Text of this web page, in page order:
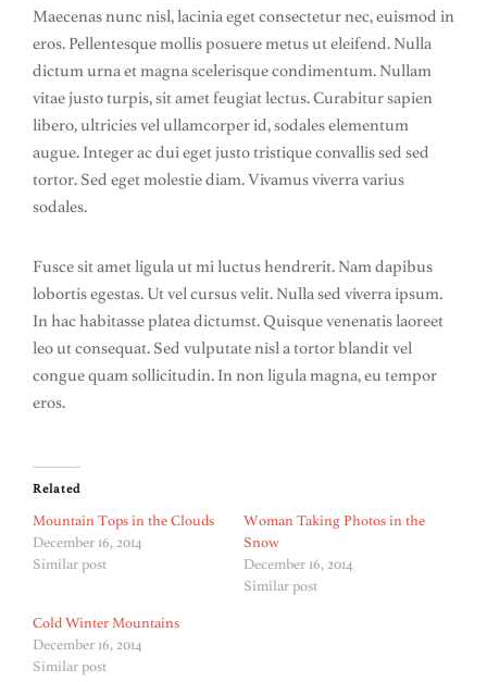
Maecenas nunc nisl, lacinia eget consectetur nec, euismod in
eros. Pellentesque mollis posuere metus ut eleifend. Nulla
dictum urna et magna scelerisque condimentum. Nullam
vitae justo turpis, sit amet feugiat lectus. Curabitur sapien
libero, ultricies vel ullamcorper id, sodales elementum
augue. Integer ac dui eget justo tristique convallis sed sed
tortor. Sed eget molestie diam. Vivamus viverra varius
sodales.
Fusce sit amet ligula ut mi luctus hendrerit. Nam dapibus
lobortis egestas. Ut vel cursus velit. Nulla sed viverra ipsum.
In hac habitasse platea dictumst. Quisque venenatis laoreet
leo ut consequat. Sed vulputate nisl a tortor blandit vel
congue quam sollicitudin. In non ligula magna, eu tempor
eros.
Related
Mountain Tops in the Clouds
December 16, 2014
Similar post
Woman Taking Photos in the
Snow
December 16, 2014
Similar post
Cold Winter Mountains
December 16, 2014
Similar post